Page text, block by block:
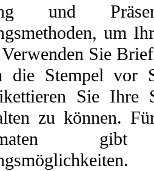
und
um
Sie
die Stempel vor
Sie
zu können.